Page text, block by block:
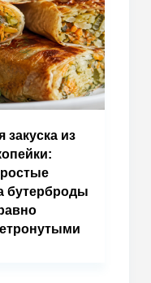
закуска из
бутерброды